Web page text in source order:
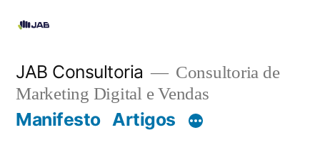
JAB Consultoria
Consultoria de
Marketing Digital e Vendas
Manifesto Artigos